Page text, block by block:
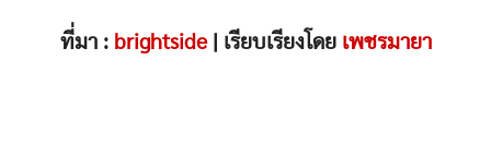
ที่มา : brightside| เรียบเรียงโดย เพชรมายา